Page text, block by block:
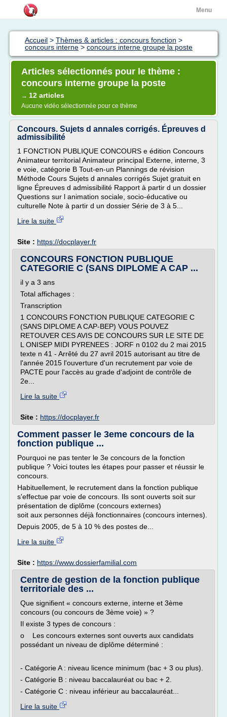
Menu
Accueil > Thèmes & articles : concours fonction >
concours interne > concours interne groupe la poste
Articles sélectionnés pour le thème :
concours interne groupe la poste
→ 12 articles
Aucune vidéo sélectionnée pour ce thème
Concours. Sujets d annales corrigés. Épreuves d
admissibilité
1 FONCTION PUBLIQUE CONCOURS e édition Concours
Animateur territorial Animateur principal Externe, interne, 3
e voie, catégorie B Tout-en-un Plannings de révision
Méthode Cours Sujets d annales corrigés Sujet gratuit en
ligne Épreuves d admissibilité Rapport à partir d un dossier
Questions sur l animation sociale, socio-éducative ou
culturelle Note à partir d un dossier Série de 3 à 5...
Lire la suite
Site : https://docplayer.fr
CONCOURS FONCTION PUBLIQUE
CATEGORIE C (SANS DIPLOME A CAP ...
il y a 3 ans
Total affichages :
Transcription
1 CONCOURS FONCTION PUBLIQUE CATEGORIE C
(SANS DIPLOME A CAP-BEP) VOUS POUVEZ
RETOUVER CES AVIS DE CONCOURS SUR LE SITE DE
L ONISEP MIDI PYRENEES : JORF n 0102 du 2 mai 2015
texte n 41 - Arrêté du 27 avril 2015 autorisant au titre de
l'année 2015 l'ouverture d'un recrutement par voie de
PACTE pour l'accès au grade d'adjoint de contrôle de
2e...
Lire la suite
Site : https://docplayer.fr
Comment passer le 3eme concours de la
fonction publique ...
Pourquoi ne pas tenter le 3e concours de la fonction
publique ? Voici toutes les étapes pour passer et réussir le
concours.
Habituellement, le recrutement dans la fonction publique
s'effectue par voie de concours. Ils sont ouverts soit sur
pré­sentation de diplôme (concours externes)
soit aux personnes déjà fonctionnaires (concours internes).
Depuis 2005, de 5 à 10 % des postes de...
Lire la suite
Site : https://www.dossierfamilial.com
Centre de gestion de la fonction publique
territoriale des ...
Que signifient « concours externe, interne et 3ème
concours (ou concours de 3ème voie) » ?
Il existe 3 types de concours :
o Les concours externes sont ouverts aux candidats
possédant un niveau de diplôme déterminé :
- Catégorie A : niveau licence minimum (bac + 3 ou plus).
- Catégorie B : niveau baccalauréat ou bac + 2.
- Catégorie C : niveau inférieur au baccalauréat...
Lire la suite